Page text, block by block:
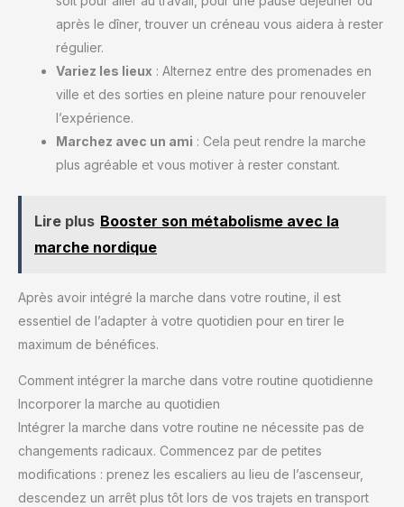
après le dîner, trouver un créneau vous aidera à rester
régulier.
Variez les lieux : Alternez entre des promenades en
ville et des sorties en pleine nature pour renouveler
l’expérience.
Marchez avec un ami : Cela peut rendre la marche
plus agréable et vous motiver à rester constant.
Lire plus Booster son métabolisme avec la
marche nordique
Après avoir intégré la marche dans votre routine, il est
essentiel de l’adapter à votre quotidien pour en tirer le
maximum de bénéfices.
Comment intégrer la marche dans votre routine quotidienne
Incorporer la marche au quotidien
Intégrer la marche dans votre routine ne nécessite pas de
changements radicaux. Commencez par de petites
modifications : prenez les escaliers au lieu de l’ascenseur,
descendez un arrêt plus tôt lors de vos trajets en transport